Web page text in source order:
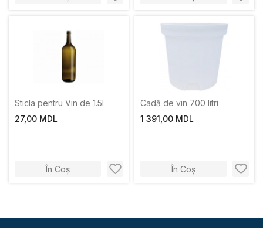
Sticla pentru Vin de 1.5l
27,00 MDL
În Coș
Cadă de vin 700 litri
1 391,00 MDL
În Coș